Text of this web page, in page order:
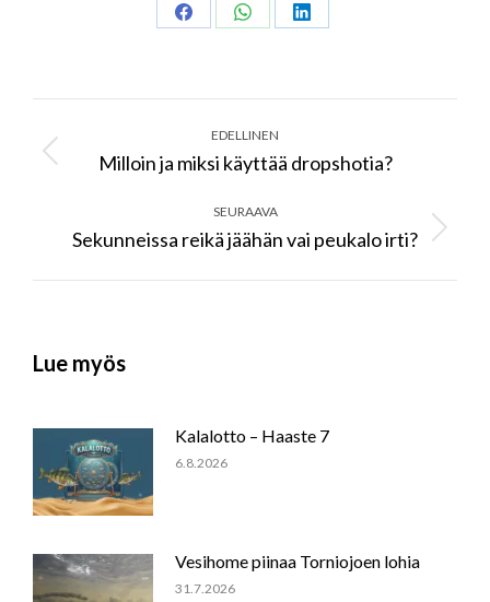
Share
Share
Share
Post
navigation
EDELLINEN
Previous
Milloin ja miksi käyttää dropshotia?
SEURAAVA
Next
Sekunneissa reikä jäähän vai peukalo irti?
Lue myös
Kalalotto – Haaste 7
6.8.2026
Vesihome piinaa Torniojoen lohia
31.7.2026